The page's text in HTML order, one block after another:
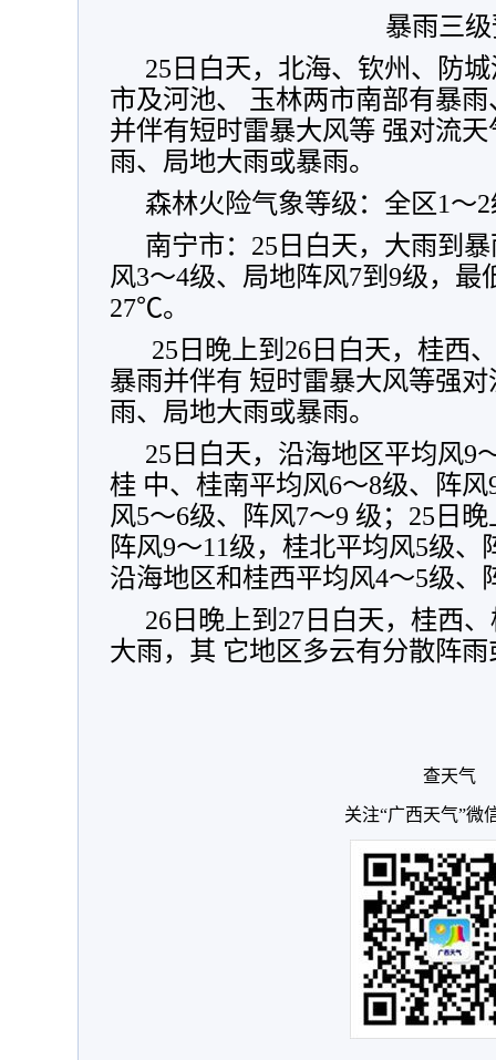
暴雨三
25日 白天，北海、钦州、防
市及河池、 玉林两市南部有暴
并伴有短时雷暴大风等 强对流
雨、局地大雨或暴雨。
森林火险气象等级：全区1～
南宁市： 25日 白天，大雨到
风3～4级、局地阵风7到9级，
27℃。
25日晚上到26日白天，桂西
暴雨并伴有 短时雷暴大风等强
雨、局地大雨或暴雨。
25日 白天，沿海地区平均风9
桂 中、桂南平均风6～8级、阵
风5～6级、阵风7～9 级；25日
阵风9～11级，桂北平均风5级、
沿海地区和桂西平均风4～5级、
26日晚上到27日白天，桂西
大雨，其 它地区多云有分散阵
查天气
关注“广西天气”微